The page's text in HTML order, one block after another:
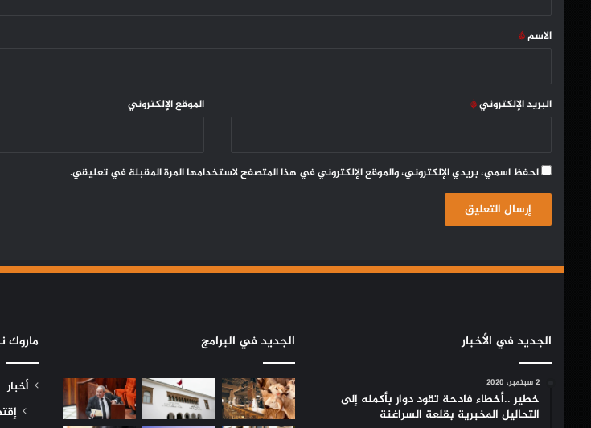
*
الاسم*
البريد الإلكتروني* الموقع الإلكتروني
احفظ اسمي، بريدي الإلكتروني، والموقع الإلكتروني في هذا المتصفح لاستخدامها المرة المقبلة في تعليقي.
الجديد في الأخبار
2 سبتمبر، 2020
خطير ..أخطاء فادحة تقود دوار بأكمله إلى
التحاليل المخبرية بقلعة السراغنة
الجديد في البرامج ماروك
أخبار